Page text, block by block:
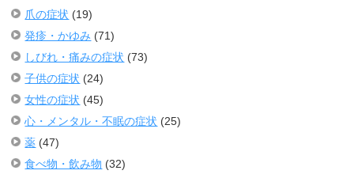
爪の症状 (19)
発疹・かゆみ (71)
しびれ・痛みの症状 (73)
子供の症状 (24)
女性の症状 (45)
心・メンタル・不眠の症状 (25)
薬 (47)
食べ物・飲み物 (32)